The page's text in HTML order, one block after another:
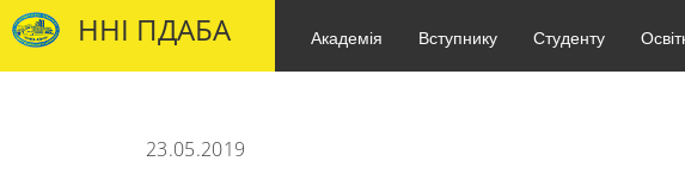
ННІ ПДАБА Академія Вступнику Студенту
23.05.2019